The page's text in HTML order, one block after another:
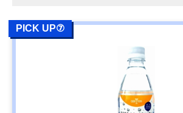
PICK UP⑦